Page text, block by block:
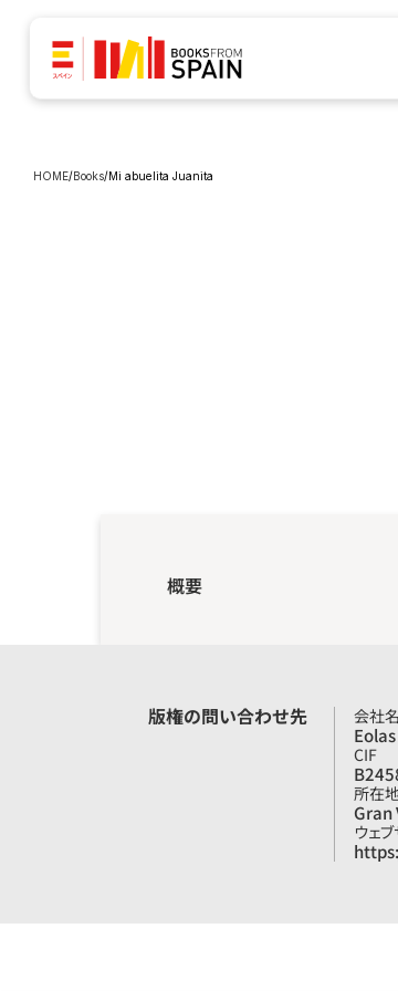
HOME/Books/Mi abuelita Juanita
概要
版権の問い合わせ先 会社名
CIF
所在
Gran
ウェ